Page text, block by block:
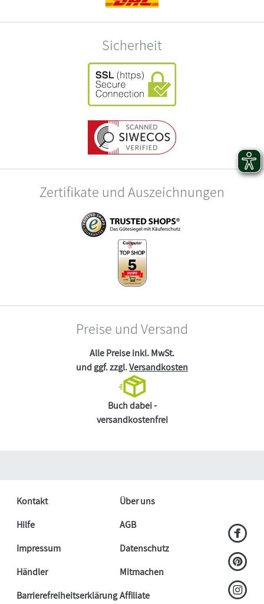
Sicherheit
Zertifikate und Auszeichnungen
Preise und Versand
Alle Preise inkl. MwSt.
und ggf. zzgl.Versandkosten
Buch dabei -
versandkostenfrei
Kontakt
Über uns
Hilfe
AGB
Impressum
Datenschutz
Händler
Mitmachen
BarrierefreiheitserklärungAffiliate